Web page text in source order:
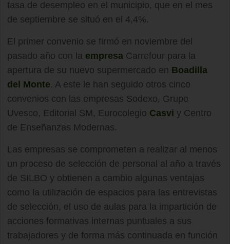
tasa de desempleo en el municipio, que en el mes
de septiembre se situó en el 4,4%.
El primer convenio se firmó en noviembre del
pasado año con la empresa Carrefour para la
apertura de su nuevo supermercado en Boadilla
del Monte. A este le han seguido otros cinco
convenios con las empresas Sodexo, Grupo
Uvesco, Editorial SM, Eurocolegio Casvi y Centro
de Enseñanzas Modernas.
Las empresas se comprometen a realizar al menos
un proceso de selección de personal al año a través
de SILBO y obtienen a cambio algunas ventajas
como la utilización de espacios para las entrevistas
de selección, el uso de aulas para la impartición de
acciones formativas internas puntuales a sus
trabajadores y de forma más continuada en función